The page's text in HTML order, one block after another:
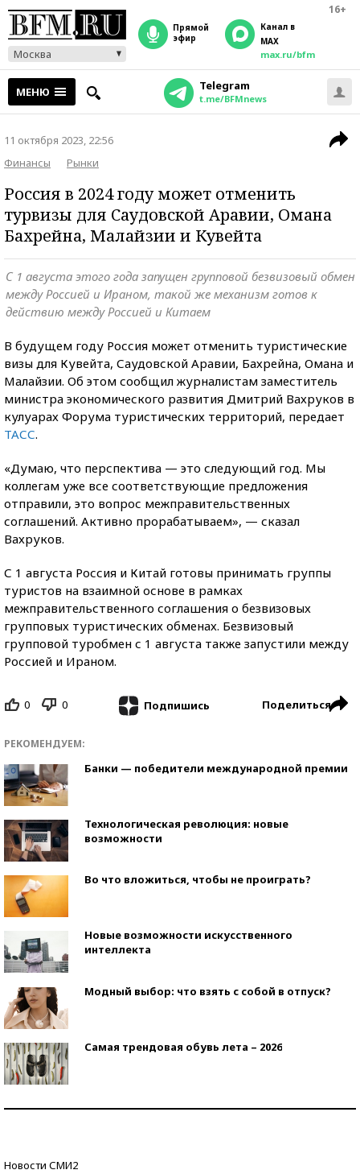
16+
Москва
прямой
эфир
Канал в
MAX
max.ru/bfm
МЕНЮ Telegram
t.me/BFMnews
11 октября 2023, 22:56
Финансы
Рынки
Россия в 2024 году может отменить
турвизы для Саудовской Аравии, Омана
Бахрейна, Малайзии и Кувейта
С 1 августа этого года запущен групповой безвизовый обмен
между Россией и Ираном, такой же механизм готов к
действию между Россией и Китаем
В будущем году Россия может отменить туристические
визы для Кувейта, Саудовской Аравии, Бахрейна, Омана и
Малайзии. Об этом сообщил журналистам заместитель
министра экономического развития Дмитрий Вахруков в
кулуарах Форума туристических территорий, передает
ТАСС.
«Думаю, что перспектива — это следующий год. Мы
коллегам уже все соответствующие предложения
отправили, это вопрос межправительственных
соглашений. Активно прорабатываем», — сказал
Вахруков.
С 1 августа Россия и Китай готовы принимать группы
туристов на взаимной основе в рамках
межправительственного соглашения о безвизовых
групповых туристических обменах. Безвизовый
групповой туробмен с 1 августа также запустили между
Россией и Ираном.
0 0 Подпишись Поделиться
РЕКОМЕНДУЕМ:
Банки — победители международной премии
Технологическая революция: новые
возможности
Во что вложиться, чтобы не проиграть?
Новые возможности искусственного
интеллекта
Модный выбор: что взять с собой в отпуск?
Самая трендовая обувь лета – 2026
Новости СМИ2